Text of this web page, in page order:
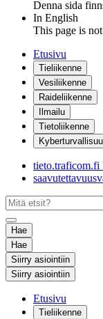
Denna sida
In English
This page is
Etusivu
Tieliikenne
Vesiliikenne
Raideliikenne
Ilmailu
Tietoliikenne
tieto.traficom.fi
Hae
Hae
Siirry asiointiin
Siirry asiointiin
Etusivu
Tieliikenne